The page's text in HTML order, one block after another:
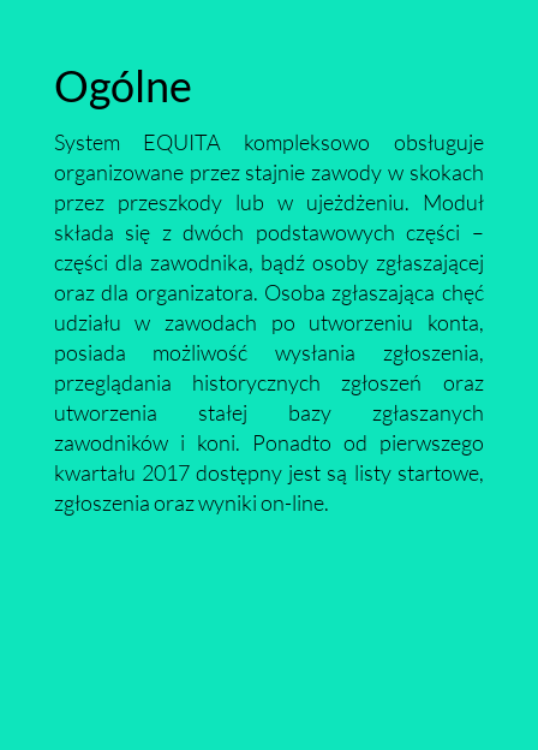
Ogólne
System EQUITA kompleksowo obsługuje
organizowane przez stajnie zawody w skokach
przez przeszkody lub w ujeżdżeniu. Moduł
składa się z dwóch podstawowych części –
części dla zawodnika, bądź osoby zgłaszającej
oraz dla organizatora. Osoba zgłaszająca chęć
udziału w zawodach po utworzeniu konta,
posiada możliwość wysłania zgłoszenia,
przeglądania historycznych zgłoszeń oraz
utworzenia stałej bazy zgłaszanych
zawodników i koni. Ponadto od pierwszego
kwartału 2017 dostępny jest są listy startowe,
zgłoszenia oraz wyniki on-line.